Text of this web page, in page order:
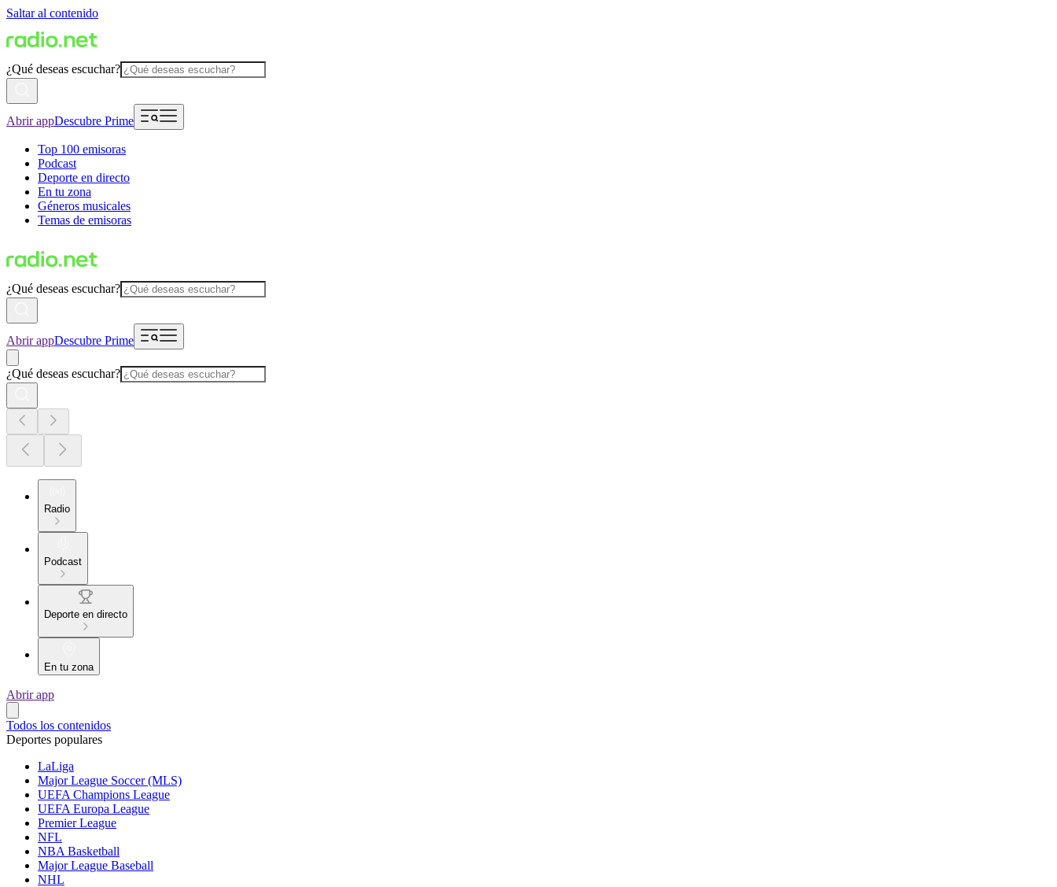
Saltar al contenido
¿Qué deseas escuchar?
Abrir appDescubre Prime
Top 100 emisoras
Podcast
Deporte en directo
En tu zona
Géneros musicales
Temas de emisoras
¿Qué deseas escuchar?
Abrir appDescubre Prime
¿Qué deseas escuchar?
Radio
Podcast
Deporte en directo
En tu zona
Abrir app
Todos los contenidos
Deportes populares
LaLiga
Major League Soccer (MLS)
UEFA Champions League
UEFA Europa League
Premier League
NFL
NBA Basketball
Major League Baseball
NHL